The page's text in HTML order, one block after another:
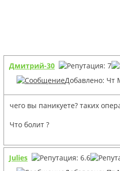
Дмитрий-30
Добавлено: Чт
чего вы паникуете? таких
Что болит ?
Julies